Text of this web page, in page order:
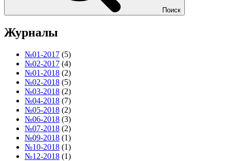
Поиск
Журналы
№01-2017 (5)
№02-2017 (4)
№01-2018 (2)
№02-2018 (5)
№03-2018 (2)
№04-2018 (7)
№05-2018 (2)
№06-2018 (3)
№07-2018 (2)
№09-2018 (1)
№10-2018 (1)
№12-2018 (1)